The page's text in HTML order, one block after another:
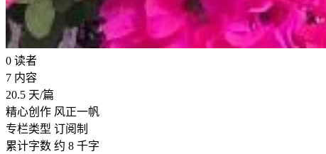
0 读者
7 内容
20.5 天/篇
精心创作 风正一帆
专栏类型 订阅制
累计字数 约 8 千字